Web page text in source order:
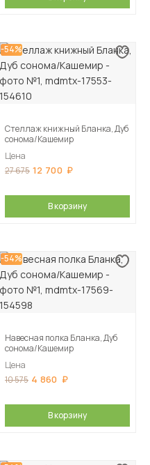
-54%
Стеллаж книжный Бланка, Дуб
сонома/Кашемир
Цена
27 675 12 700
В корзину
-54%
Навесная полка Бланка, Дуб
сонома/Кашемир
Цена
10 575 4 860
В корзину